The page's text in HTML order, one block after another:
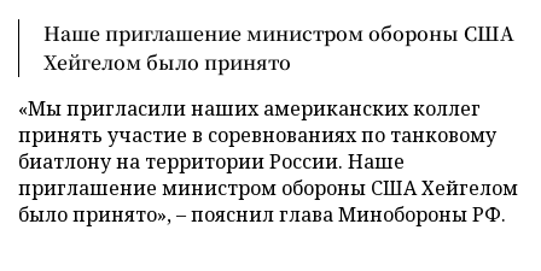
Наше приглашение министром обороны США
Хейгелом было принято
«Мы пригласили наших американских коллег
принять участие в соревнованиях по танковому
биатлону на территории России. Наше
приглашение министром обороны США Хейгелом
было принято», – пояснил глава Минобороны РФ.